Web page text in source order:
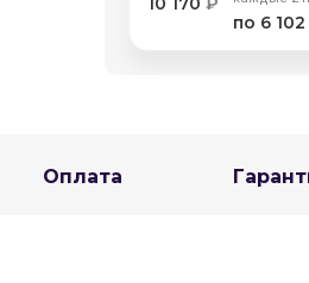
по 6 102
Оплата
% будутсписываться